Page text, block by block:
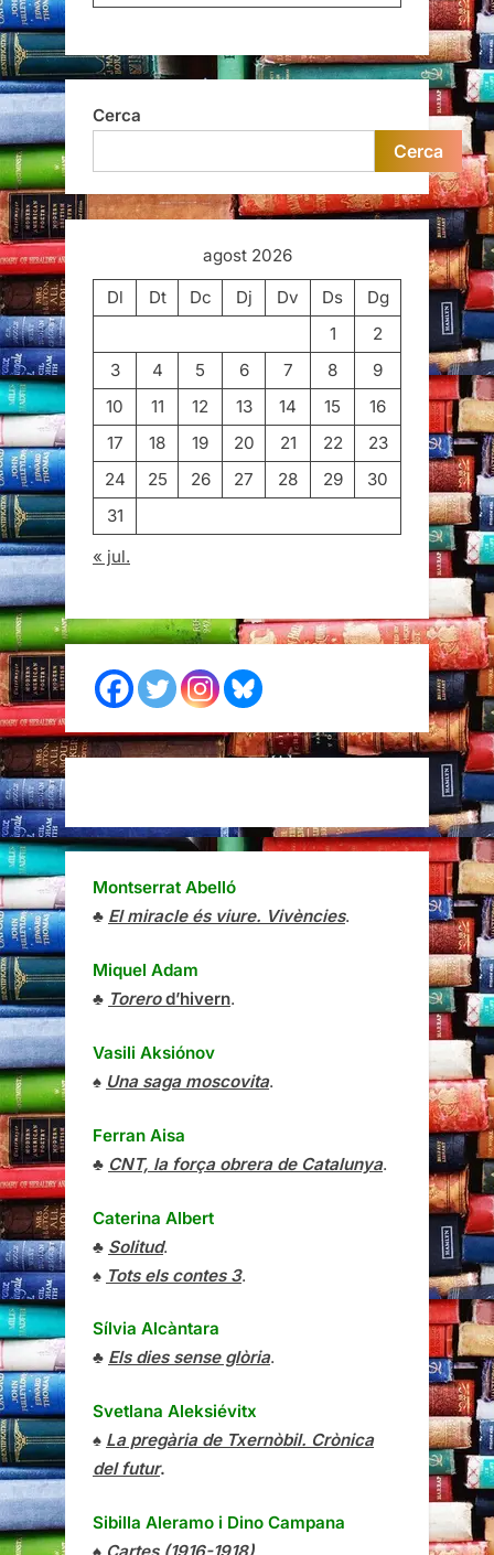
Cerca
Cerca
agost 2026
Dl
Dt Dc Dj Dv Ds
Dg
1
2
3
4 5 6 7 8
9
10
11 12 13 14 15
16
17
18 19 20 21 22
23
24
25 26 27 28 29
30
31
« jul.
Montserrat Abelló
♣ El miracle és viure. Vivències.
Miquel Adam
♣ Torerod’hivern.
Vasili Aksiónov
♠ Una saga moscovita.
Ferran Aisa
♣ CNT, la força obrera de Catalunya.
Caterina Albert
♣ Solitud.
♠ Tots els contes 3.
Sílvia Alcàntara
♣ Els dies sense glòria.
Svetlana Aleksiévitx
♠ La pregària de Txernòbil. Crònica
del futur.
Sibilla Aleramo i Dino Campana